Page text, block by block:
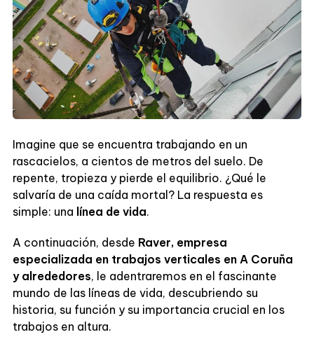
Imagine que se encuentra trabajando en un
rascacielos, a cientos de metros del suelo. De
repente, tropieza y pierde el equilibrio. ¿Qué le
salvaría de una caída mortal? La respuesta es
simple: una línea de vida.
A continuación, desde Raver, empresa
especializada en trabajos verticales en A Coruña
y alrededores, le adentraremos en el fascinante
mundo de las líneas de vida, descubriendo su
historia, su función y su importancia crucial en los
trabajos en altura.